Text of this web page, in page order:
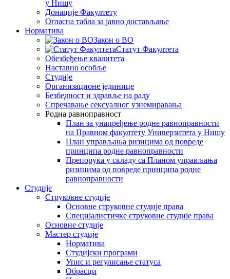
у Нишу
Донације Факултету
Огласна табла за јавно достављање
Норматива
Закон о ВО
Статут Факултета
Обезбеђење квалитета
Наставно особље
Студије
Организационе јединице
Безбедност и здравље на раду
Спречавање сексуалног узнемиравања
Родна равноправност
План за унапређење родне равноправности
на Правном факултету Универзитета у Нишу
План управљања ризицима од повреде
принципа родне равноправности
Препорука у складу са Планом управљања
ризицима од повреде принципа родне
равноправности
Студије
Струковне студије
Основне струковне студије права
Специјалистичке струковне студије права
Основне студије
Мастер студије
Норматива
Студијски програми
Упис и регулисање статуса
Обрасци